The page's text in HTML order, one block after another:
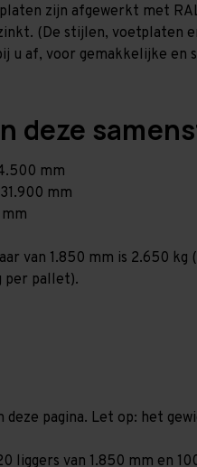
zijn afgewerkt met
(De stijlen, voetplaten
u af, voor gemakkelijke en
deze
mm
mm
van 1.850 mm is 2.650
per pallet).
deze pagina. Let op: het
liggers van 1.850 mm en